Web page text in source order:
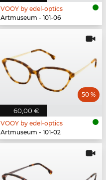
VOOY by edel-optics
Artmuseum - 101-06
60,00 €
50 %
VOOY by edel-optics
Artmuseum - 101-02